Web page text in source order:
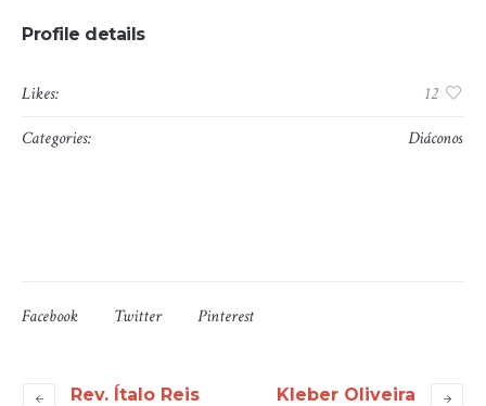
Profile details
Likes:
12
Categories:
Diáconos
Facebook Twitter Pinterest
Rev. Ítalo Reis Kleber Oliveira